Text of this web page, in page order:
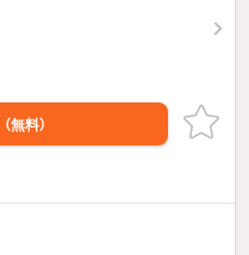
（無料）